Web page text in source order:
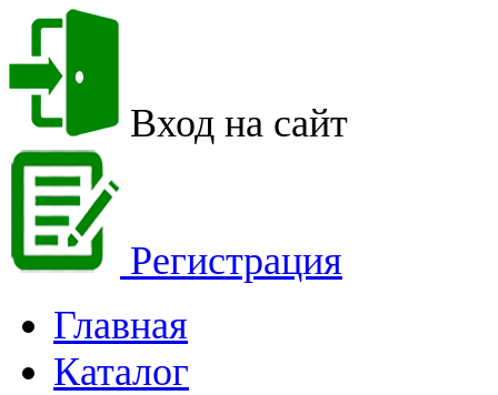
Вход на сайт
Регистрация
Главная
Каталог